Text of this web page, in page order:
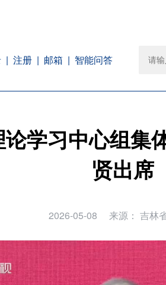
注册 邮箱 智能问答
学习中心组集
贤出席
2026-05-08 来源： 吉林